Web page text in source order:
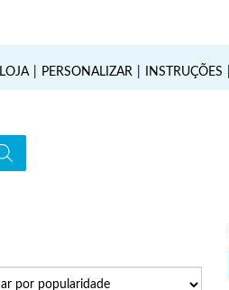
LOJA PERSONALIZAR INSTRUÇÕES